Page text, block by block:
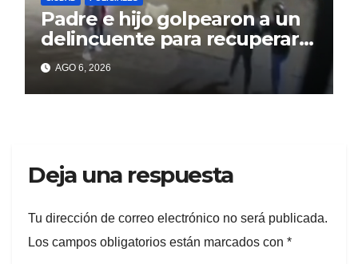
Padre e hijo golpearon a un
delincuente para recuperar
un celular robado en Berisso
AGO 6, 2026
Deja una respuesta
Tu dirección de correo electrónico no será publicada.
Los campos obligatorios están marcados con *